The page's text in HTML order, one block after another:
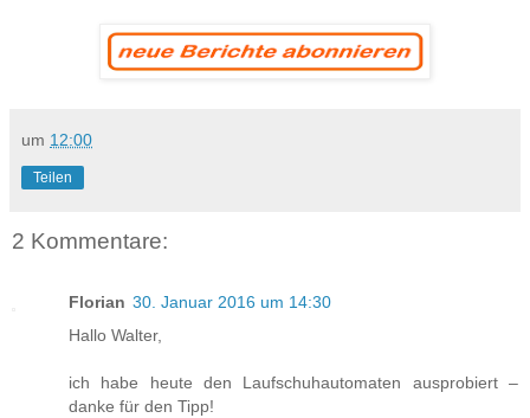
um 12:00
Teilen
2 Kommentare:
Florian 30. Januar 2016 um 14:30
Hallo Walter,
ich habe heute den Laufschuhautomaten ausprobiert –
danke für den Tipp!